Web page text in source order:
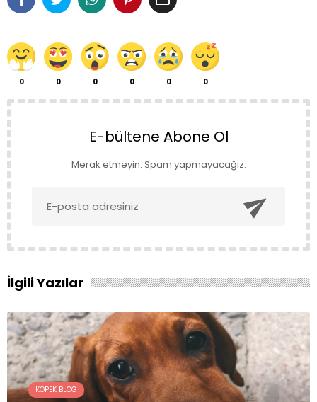
0 0 0 0 0 0
E-bültene Abone Ol
Merak etmeyin. Spam yapmayacağız.

İlgili Yazılar
KÖPEK BLOG